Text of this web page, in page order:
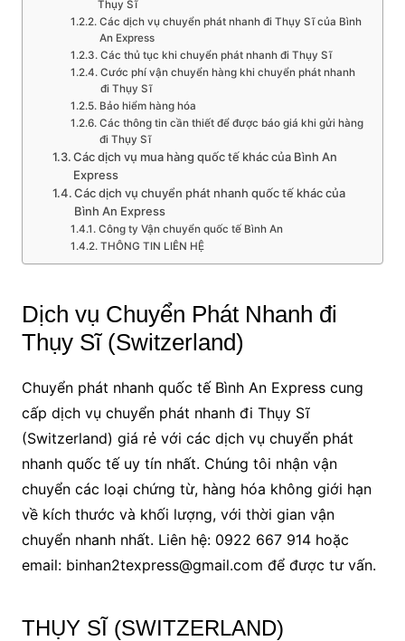
Thụy Sĩ
Các dịch vụ chuyển phát nhanh đi Thụy Sĩ của Bình
An Express
Các thủ tục khi chuyển phát nhanh đi Thụy Sĩ
Cước phí vận chuyển hàng khi chuyển phát nhanh
đi Thụy Sĩ
Bảo hiểm hàng hóa
Các thông tin cần thiết để được báo giá khi gửi hàng
đi Thụy Sĩ
Các dịch vụ mua hàng quốc tế khác của Bình An
Express
Các dịch vụ chuyển phát nhanh quốc tế khác của
Bình An Express
Công ty Vận chuyển quốc tế Bình An
THÔNG TIN LIÊN HỆ
Dịch vụ Chuyển Phát Nhanh đi
Thụy Sĩ (Switzerland)
Chuyển phát nhanh quốc tế Bình An Express cung
cấp dịch vụ chuyển phát nhanh đi Thụy Sĩ
(Switzerland) giá rẻ với các dịch vụ chuyển phát
nhanh quốc tế uy tín nhất. Chúng tôi nhận vận
chuyển các loại chứng từ, hàng hóa không giới hạn
về kích thước và khối lượng, với thời gian vận
chuyển nhanh nhất. Liên hệ: 0922 667 914 hoặc
email: binhan2texpress@gmail.com để được tư vấn.
THỤY SĨ (SWITZERLAND)